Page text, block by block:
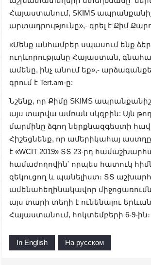
Հայաստանում, SKIMS
արտադրությունը»,- գրել է Քիմ
«Մենք անհամբեր սպասում ենք
ուղևորությանը Հայաստան,
ամենը, ինչ անում եք»,- արձագանքել
գրում է Tert.am-ը:
Նշենք, որ Քիմը SKIMS
այս տարվա ամռան սկզբին: Այն
մարմինը ձգող ներքնազգեստի
Հիշեցնենք, որ ամերիկահայ
է «WCIT 2019» ՏՏ 23-րդ
համաժողովին՝ որպես հատուկ
զեկուցող և պանելիստ։ ՏՏ
ամենահեղինակավոր
այս տարի տեղի է ունենալու
Հայաստանում, հոկտեմբերի 6-9-ին։
In English На русском